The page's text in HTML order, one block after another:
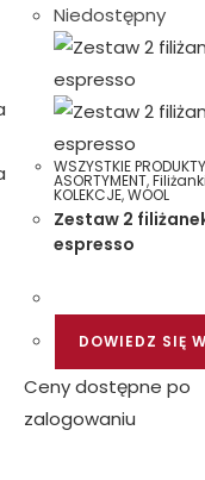
Niedostępny
WSZYSTKIE PRODUKTY
ASORTYMENT,
KOLEKCJE,WOOL
Zestaw 2
espresso
DOWIEDZ SIĘ
Ceny dostępne po
zalogowaniu